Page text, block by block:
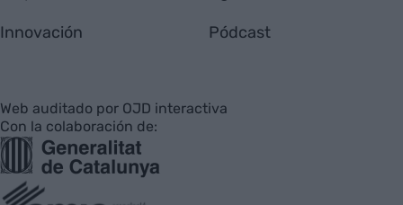
Innovación Pódcast
Web auditado por OJD interactiva
Con la colaboración de: